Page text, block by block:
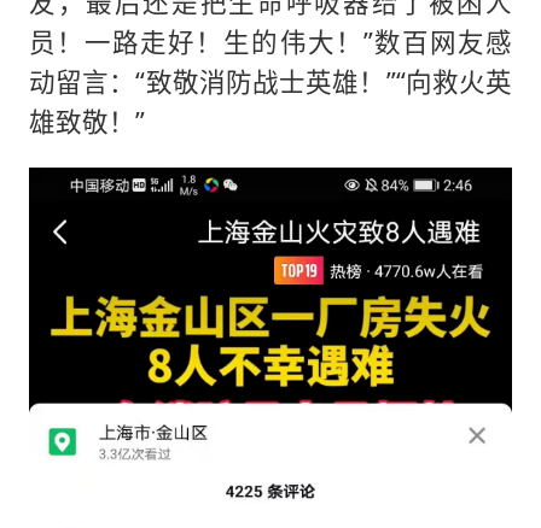
员！一路走好！生的伟大！”数百网友感
动留言：“致敬消防战士英雄！”“向救火英
雄致敬！”